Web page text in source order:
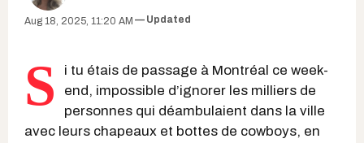
Aug 18, 2025, 11:20 AM Updated
S
i tu étais de passage à Montréal ce week-
end, impossible d’ignorer les milliers de
personnes qui déambulaient dans la ville
avec leurs chapeaux et bottes de cowboys, en